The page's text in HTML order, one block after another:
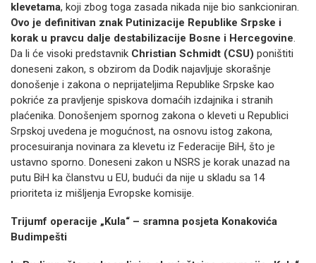
klevetama, koji zbog toga zasada nikada nije bio sankcioniran.
Ovo je definitivan znak Putinizacije Republike Srpske i
korak u pravcu dalje destabilizacije Bosne i Hercegovine.
Da li će visoki predstavnik Christian Schmidt (CSU) poništiti
doneseni zakon, s obzirom da Dodik najavljuje skorašnje
donošenje i zakona o neprijateljima Republike Srpske kao
pokriće za pravljenje spiskova domaćih izdajnika i stranih
plaćenika. Donošenjem spornog zakona o kleveti u Republici
Srpskoj uvedena je mogućnost, na osnovu istog zakona,
procesuiranja novinara za klevetu iz Federacije BiH, što je
ustavno sporno. Doneseni zakon u NSRS je korak unazad na
putu BiH ka članstvu u EU, budući da nije u skladu sa 14
prioriteta iz mišljenja Evropske komisije.
Trijumf operacije „Kula“ – sramna posjeta Konakovića
Budimpešti